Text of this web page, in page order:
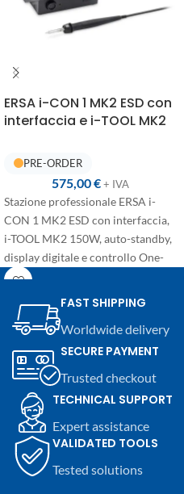
ERSA i-CON 1 MK2 ESD con
interfaccia e i-TOOL MK2
575,00€+ IVA
Stazione professionale ERSA i-
CON 1 MK2 ESD con interfaccia,
i-TOOL MK2 150W, auto-standby,
display digitale e controllo One-
Touch. Versione completa per
professionale.
FAST SHIPPING
Worldwide delivery
SECURE PAYMENT
Trusted checkout
TECHNICAL SUPPORT
Expert assistance
VALIDATED TOOLS
Tested solutions